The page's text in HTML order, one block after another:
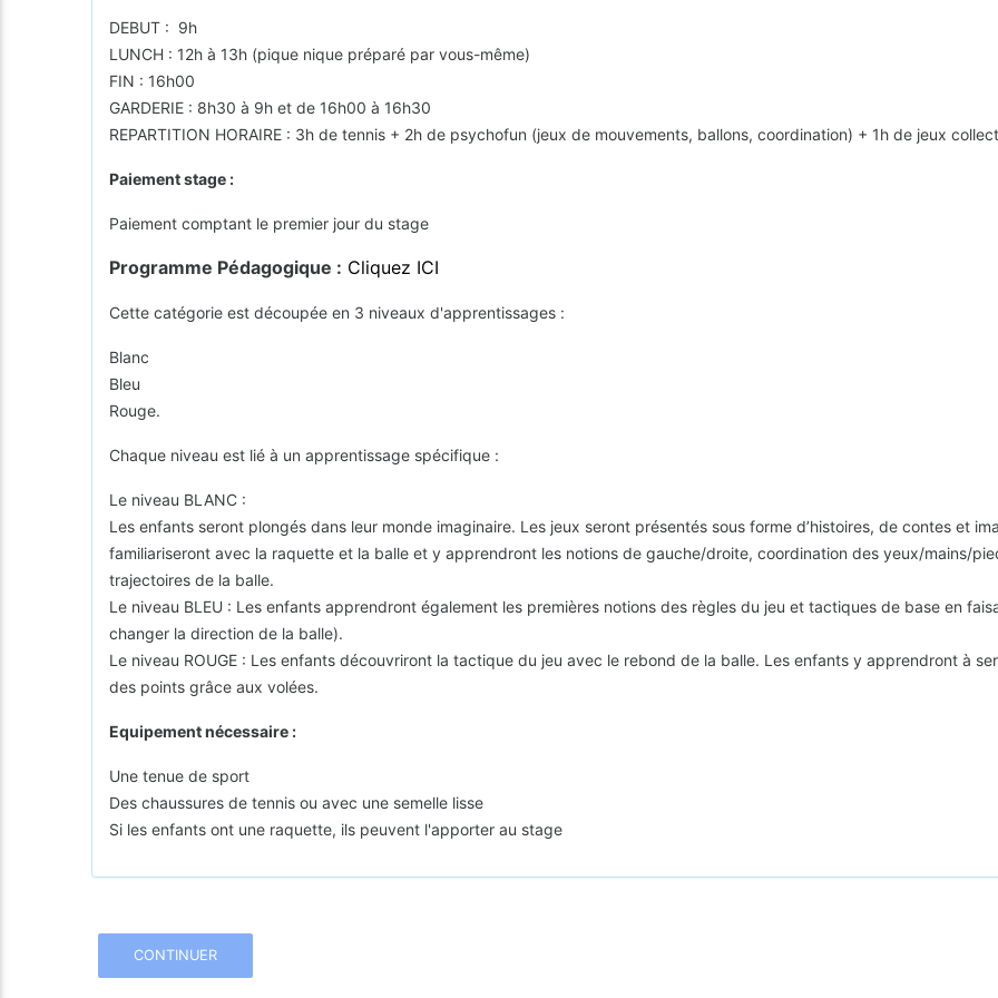
DEBUT : 9h
LUNCH : 12h à 13h (pique nique préparé par vous-même)
FIN : 16h00
GARDERIE : 8h30 à 9h et de 16h00 à 16h30
REPARTITION HORAIRE : 3h de tennis + 2h de psychofun (jeux de mouvements, ballons, coordination) + 1h de jeux
Paiement stage :
Paiement comptant le premier jour du stage
Programme Pédagogique : Cliquez ICI
Cette catégorie est découpée en 3 niveaux d'apprentissages :
Blanc
Bleu
Rouge.
Chaque niveau est lié à un apprentissage spécifique :
Le niveau BLANC :
Les enfants seront plongés dans leur monde imaginaire. Les jeux seront présentés sous forme d’histoires, de contes et
familiariseront avec la raquette et la balle et y apprendront les notions de gauche/droite, coordination des yeux/mains/
trajectoires de la balle.
Le niveau BLEU : Les enfants apprendront également les premières notions des règles du jeu et tactiques de base en
changer la direction de la balle).
Le niveau ROUGE : Les enfants découvriront la tactique du jeu avec le rebond de la balle. Les enfants y apprendront à
des points grâce aux volées.
Equipement nécessaire :
Une tenue de sport
Des chaussures de tennis ou avec une semelle lisse
Si les enfants ont une raquette, ils peuvent l'apporter au stage
CONTINUER